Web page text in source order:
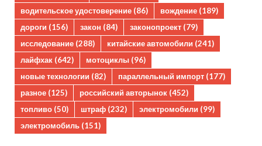
водительское удостоверение (86) вождение (189)
дороги (156) закон (84) законопроект (79)
исследование (288) китайские автомобили (241)
лайфхак (642) мотоциклы (96)
новые технологии (82) параллельный импорт (177)
разное (125) российский авторынок (452)
топливо (50) штраф (232) электромобили (99)
электромобиль (151)